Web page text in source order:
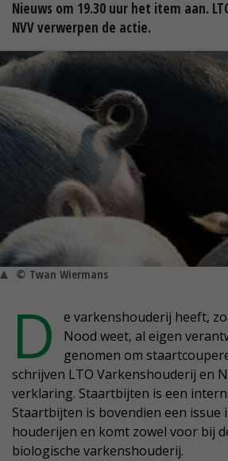
Nieuws om 19.30 uur het item aan.
NVV verwerpen de actie.
© Twan Wiermans
D
e varkenshouderij heeft,
Nood weet, al eigen
genomen om
schrijven LTO Varkenshouderij en
verklaring. Staartbijten is een
Staartbijten is bovendien een issue
houderijen en komt zowel voor bij
biologische varkenshouderij.